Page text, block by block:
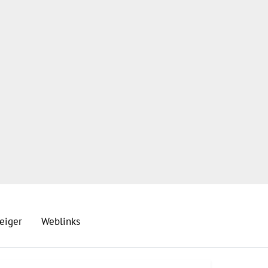
Weblinks